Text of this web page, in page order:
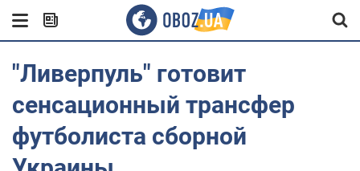
"Ливерпуль" готовит
сенсационный трансфер
футболиста сборной